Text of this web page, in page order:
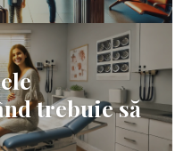
trebuie să